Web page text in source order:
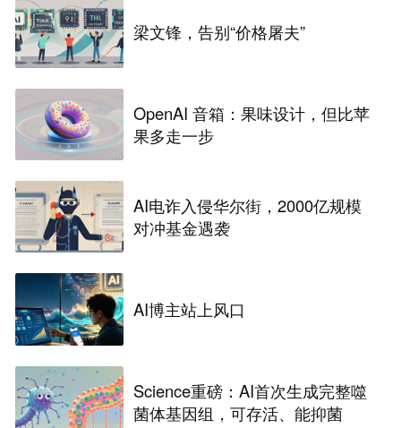
梁文锋，告别“价格屠夫”
OpenAI 音箱：果味设计，但比苹
果多走一步
AI电诈入侵华尔街，2000亿规模
对冲基金遇袭
AI博主站上风口
Science重磅：AI首次生成完整噬
菌体基因组，可存活、能抑菌